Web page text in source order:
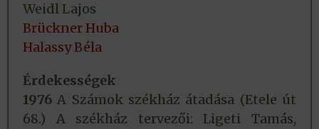
Weidl Lajos
Brückner Huba
Halassy Béla
Érdekességek
1976A Számok székház átadása (Etele út
68.) A székház tervezői: Ligeti Tamás,